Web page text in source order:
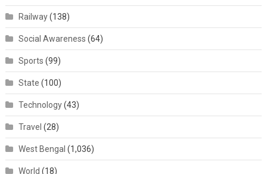
Railway(138)
Social Awareness (64)
Sports (99)
State (100)
Technology(43)
Travel (28)
West Bengal (1,036)
World (18)